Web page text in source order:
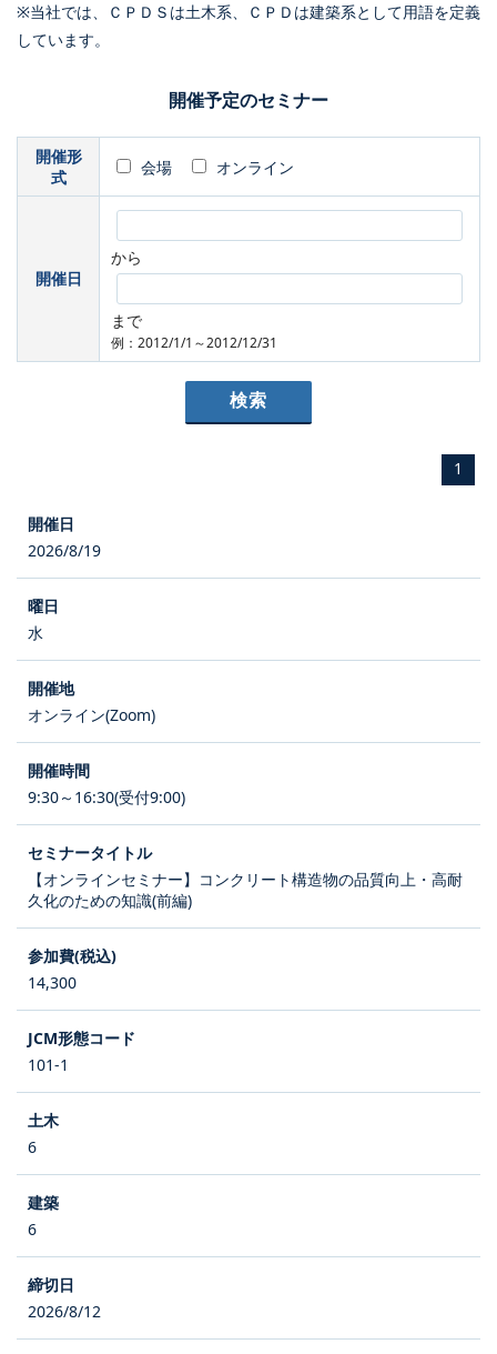
※当社では、ＣＰＤＳは土木系、ＣＰＤは建築系として用語を定義
しています。
開催予定のセミナー
開催形
式
会場 オンライン
開催日
から
まで
例：2012/1/1～2012/12/31
1
2026/8/19
水
オンライン(Zoom)
9:30～16:30(受付9:00)
【オンラインセミナー】コンクリート構造物の品質向上・高耐
久化のための知識(前編)
14,300
101-1
6
6
2026/8/12